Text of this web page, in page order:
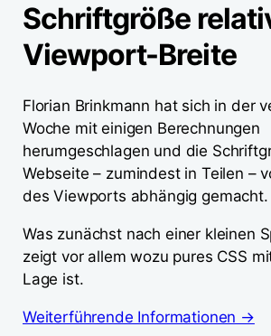
Schriftgröße
Viewport-Breite
Florian Brinkmann hat sich in der
Woche mit einigen Berechnungen
herumgeschlagen und die
Webseite – zumindest in Teilen –
des Viewports abhängig gemacht.
Was zunächst nach einer kleinen
zeigt vor allem wozu pures CSS
Lage ist.
Weiterführende Informationen →